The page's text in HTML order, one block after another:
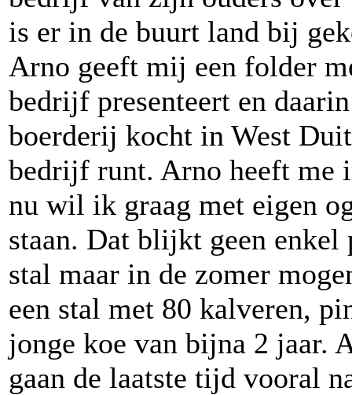
is er in de buurt land bij
Arno geeft mij een folder
bedrijf presenteert en
boerderij kocht in West
bedrijf runt. Arno heeft me
nu wil ik graag met eigen
staan. Dat blijkt geen enkel
stal maar in de zomer
een stal met 80 kalveren,
jonge koe van bijna 2 jaar.
gaan de laatste tijd vooral